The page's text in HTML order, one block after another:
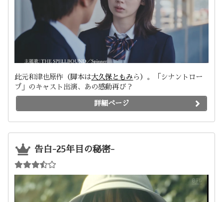
此元和津也原作（脚本は大久保ともみ ら）。「シナントロー
プ」のキャスト出演、あの感動再び？
詳細ページ
告白-25年目の秘密-